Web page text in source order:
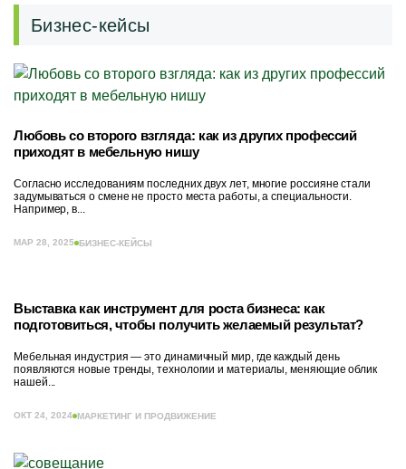
Бизнес-кейсы
Любовь со второго взгляда: как из других профессий
приходят в мебельную нишу
Согласно исследованиям последних двух лет, многие россияне стали
задумываться о смене не просто места работы, а специальности.
Например, в...
МАР 28, 2025 БИЗНЕС-КЕЙСЫ
Выставка как инструмент для роста бизнеса: как
подготовиться, чтобы получить желаемый результат?
Мебельная индустрия — это динамичный мир, где каждый день
появляются новые тренды, технологии и материалы, меняющие облик
нашей...
ОКТ 24, 2024 МАРКЕТИНГ И ПРОДВИЖЕНИЕ